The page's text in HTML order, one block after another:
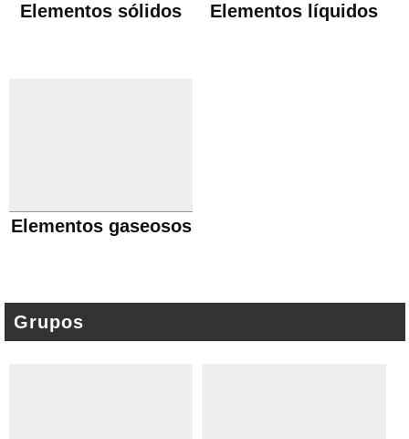
Elementos sólidos Elementos líquidos
Elementos gaseosos
Grupos